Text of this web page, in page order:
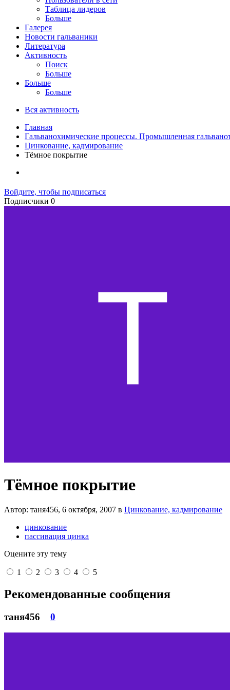
Таблица лидеров
Больше
Галерея
Новости гальваники
Литература
Активность
Поиск
Больше
Больше
Больше
Вся активность
Главная
Гальванохимические процессы. Промышленная
Цинкование, кадмирование
Тёмное покрытие
Войдите, чтобы подписаться
Подписчики 0
Тёмное покрытие
Автор: таня456, 6 октября, 2007 в Цинкование, кадмирование
цинкование
пассивация цинка
Оцените эту тему
1 2 3 4 5
Рекомендованные сообщения
таня456 0